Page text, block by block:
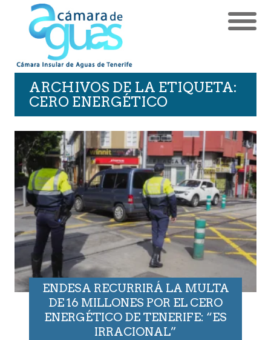
ARCHIVOS DE LA ETIQUETA:
CERO ENERGÉTICO
ENDESA RECURRIRÁ LA MULTA
DE 16 MILLONES POR EL CERO
ENERGÉTICO DE TENERIFE: “ES
IRRACIONAL”